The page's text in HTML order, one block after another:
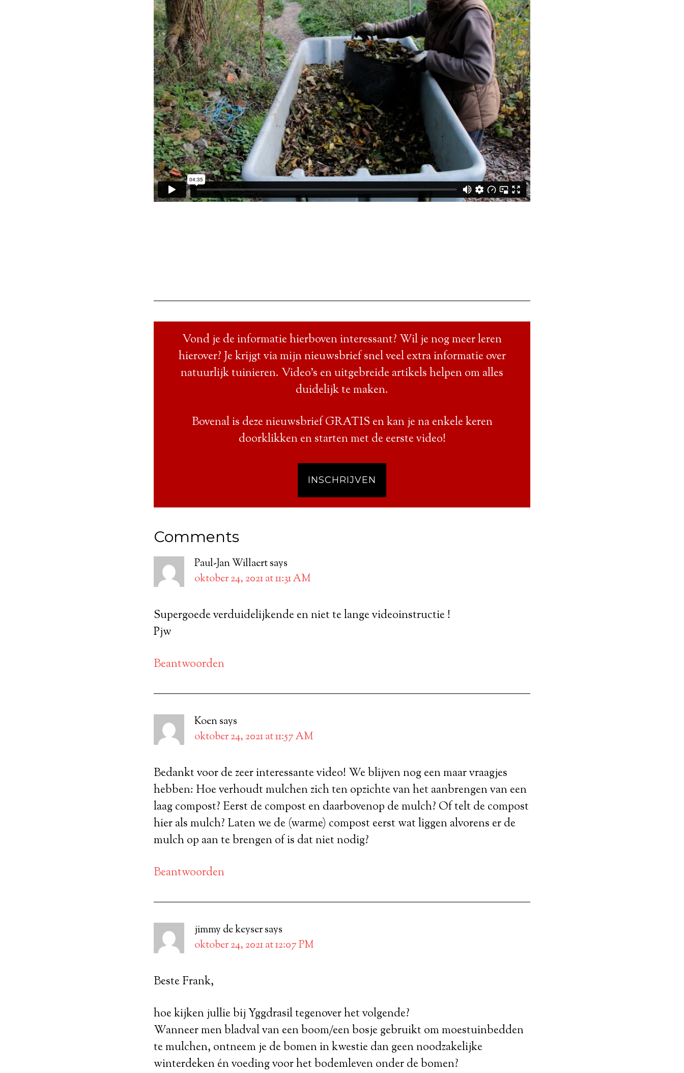
Vond je de informatie hierboven interessant? Wil je nog meer leren
hierover? Je krijgt via mijn nieuwsbrief snel veel extra informatie over
natuurlijk tuinieren. Video’s en uitgebreide artikels helpen om alles
duidelijk te maken.
Bovenal is deze nieuwsbrief GRATIS en kan je na enkele keren
doorklikken en starten met de eerste video!
INSCHRIJVEN
Comments
Paul-Jan Willaertsays
oktober 24, 2021 at 11:31 AM
Supergoede verduidelijkende en niet te lange videoinstructie !
Pjw
Beantwoorden
Koensays
oktober 24, 2021 at 11:57 AM
Bedankt voor de zeer interessante video! We blijven nog een maar vraagjes
hebben: Hoe verhoudt mulchen zich ten opzichte van het aanbrengen van een
laag compost? Eerst de compost en daarbovenop de mulch? Of telt de compost
hier als mulch? Laten we de (warme) compost eerst wat liggen alvorens er de
mulch op aan te brengen of is dat niet nodig?
Beantwoorden
jimmy de keysersays
oktober 24, 2021 at 12:07 PM
Beste Frank,
hoe kijken jullie bij Yggdrasil tegenover het volgende?
Wanneer men bladval van een boom/een bosje gebruikt om moestuinbedden
te mulchen, ontneem je de bomen in kwestie dan geen noodzakelijke
winterdeken én voeding voor het bodemleven onder de bomen?